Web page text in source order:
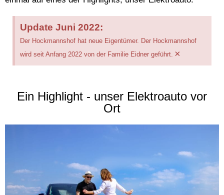
Update Juni 2022:
Der Hockmannshof hat neue Eigentümer. Der Hockmannshof
wird seit Anfang 2022 von der Familie Eidner geführt. ×
Ein Highlight - unser Elektroauto vor
Ort